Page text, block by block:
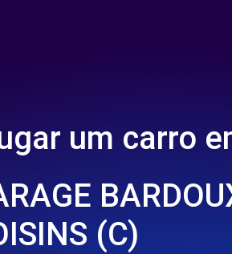
um carro
(C)